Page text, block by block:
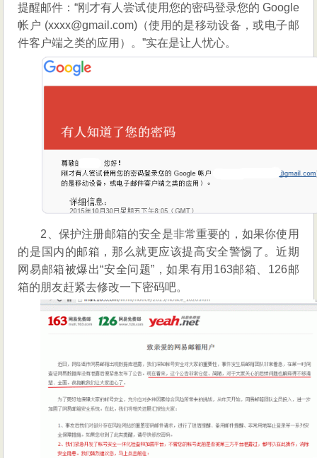
提醒邮件：“刚才有人尝试使用您的密码登录您的 Google
帐户 (xxxx@gmail.com)（使用的是移动设备，或电子邮
件客户端之类的应用）。”实在是让人忧心。
2、保护注册邮箱的安全是非常重要的，如果你使用
的是国内的邮箱，那么就更应该提高安全警惕了。近期
网易邮箱被爆出“安全问题”，如果有用163邮箱、126邮
箱的朋友赶紧去修改一下密码吧。